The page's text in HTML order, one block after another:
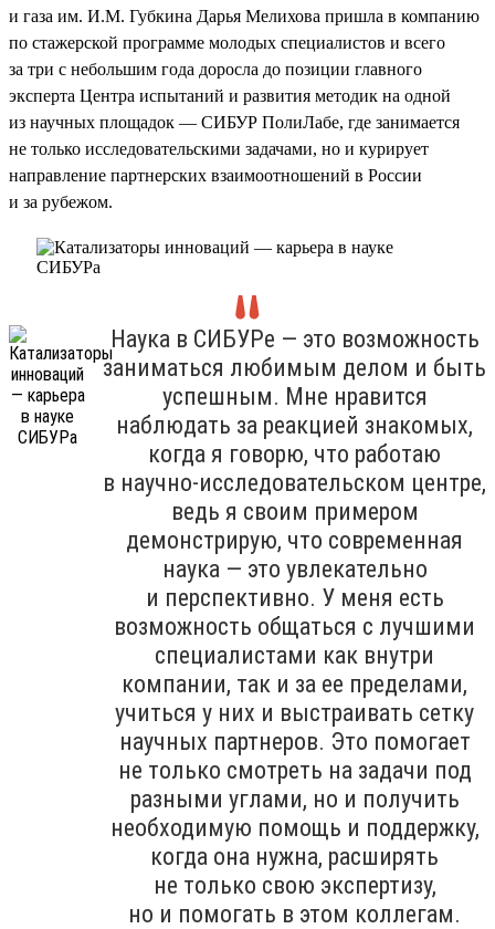
и газа им. И.М. Губкина Дарья Мелихова пришла в компанию
по стажерской программе молодых специалистов и всего
за три с небольшим года доросла до позиции главного
эксперта Центра испытаний и развития методик на одной
из научных площадок — СИБУР ПолиЛабе, где занимается
не только исследовательскими задачами, но и курирует
направление партнерских взаимоотношений в России
и за рубежом.
Наука в СИБУРе — это возможность
заниматься любимым делом и быть
успешным. Мне нравится
наблюдать за реакцией знакомых,
когда я говорю, что работаю
в научно-исследовательском центре,
ведь я своим примером
демонстрирую, что современная
наука — это увлекательно
и перспективно. У меня есть
возможность общаться с лучшими
специалистами как внутри
компании, так и за ее пределами,
учиться у них и выстраивать сетку
научных партнеров. Это помогает
не только смотреть на задачи под
разными углами, но и получить
необходимую помощь и поддержку,
когда она нужна, расширять
не только свою экспертизу,
но и помогать в этом коллегам.